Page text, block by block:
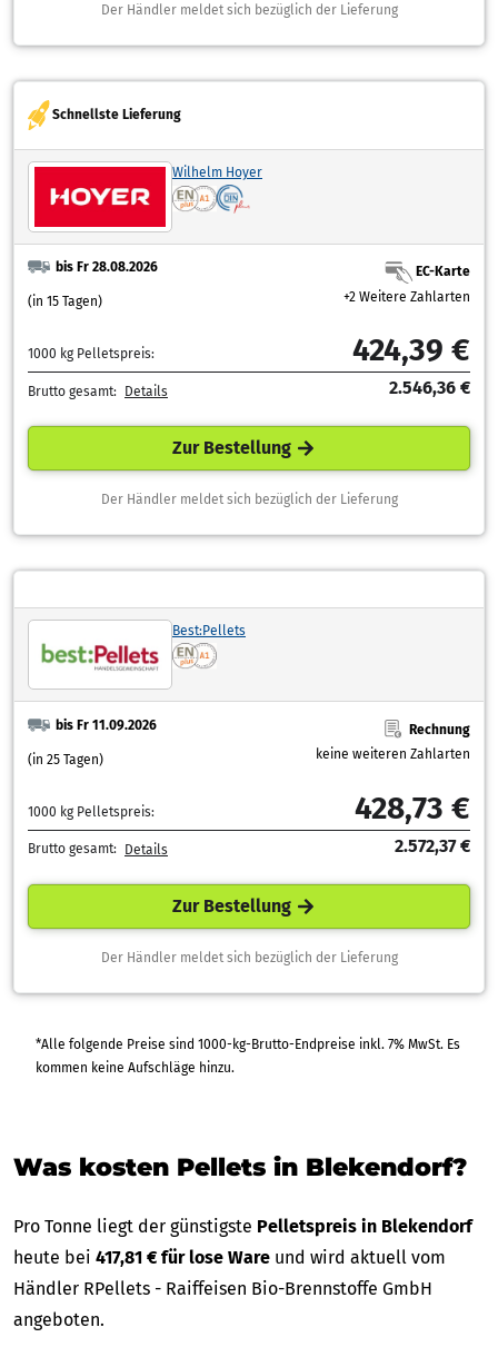
Der Händler meldet sich bezüglich der Lieferung
Schnellste Lieferung
Wilhelm Hoyer
bis Fr 28.08.2026
(in 15 Tagen)
EC-Karte
+2 Weitere Zahlarten
1000 kg Pelletspreis: 424,39 €
Brutto gesamt: Details 2.546,36 €
Zur Bestellung
Der Händler meldet sich bezüglich der Lieferung
Best:Pellets
bis Fr 11.09.2026
(in 25 Tagen)
Rechnung
keine weiteren Zahlarten
1000 kg Pelletspreis: 428,73 €
Brutto gesamt: Details 2.572,37 €
Zur Bestellung
Der Händler meldet sich bezüglich der Lieferung
*Alle folgende Preise sind 1000-kg-Brutto-Endpreise inkl. 7% MwSt. Es
kommen keine Aufschläge hinzu.
Was kosten Pellets in Blekendorf?
Pro Tonne liegt der günstigste Pelletspreis in Blekendorf
heute bei 417,81 € für lose Ware und wird aktuell vom
Händler RPellets - Raiffeisen Bio-Brennstoffe GmbH
angeboten.